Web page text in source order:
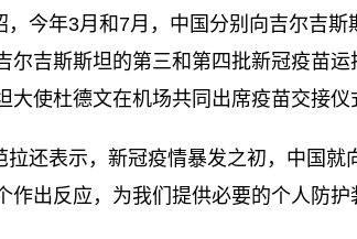
，今年3月和7月，中国分别向吉尔吉
尔吉斯斯坦的第三和第四批新冠疫苗
大使杜德文在机场共同出席疫苗交接仪
拉还表示，新冠疫情暴发之初，中国就
作出反应，为我们提供必要的个人防